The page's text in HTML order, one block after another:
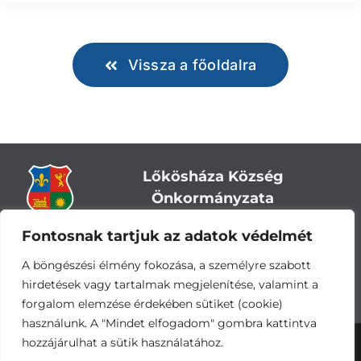
Fontosnak tartjuk az adatok védelmét
A böngészési élmény fokozása, a személyre szabott
hirdetések vagy tartalmak megjelenítése, valamint a
forgalom elemzése érdekében sütiket (cookie)
használunk. A "Mindet elfogadom" gombra kattintva
hozzájárulhat a sütik használatához.
Vissza a főoldalra
Lőkösháza Község
Önkormányzata
Cím:5743 Lőkösháza, Eleki út 28.
Központi telefonszám:+36 66 244-244
E-mail: titkarsag@lokoshaza.hu
Hivatali Kapu: JZO28
Adatvédelemi nyilatkozat•